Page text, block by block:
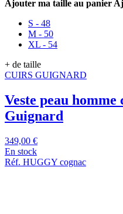
Ajouter ma taille au panier
S - 48
M - 50
XL - 54
+ de taille
CUIRS GUIGNARD
Veste peau homme
Guignard
349,00 €
En stock
Réf. HUGGY cognac